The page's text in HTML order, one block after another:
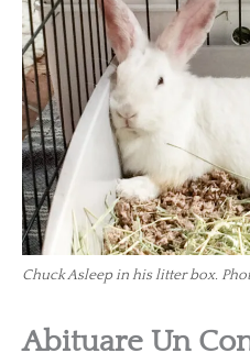
Chuck Asleep in his litter box.
Abituare Un